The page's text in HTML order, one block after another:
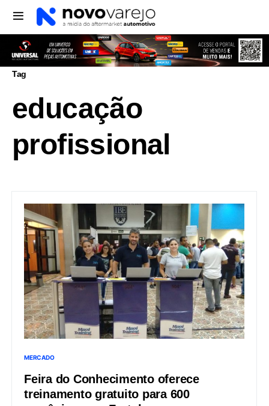
Tag
educação
profissional
MERCADO
Feira do Conhecimento oferece
treinamento gratuito para 600